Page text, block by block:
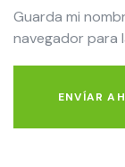
Guarda mi
navegador para
ENVÍAR